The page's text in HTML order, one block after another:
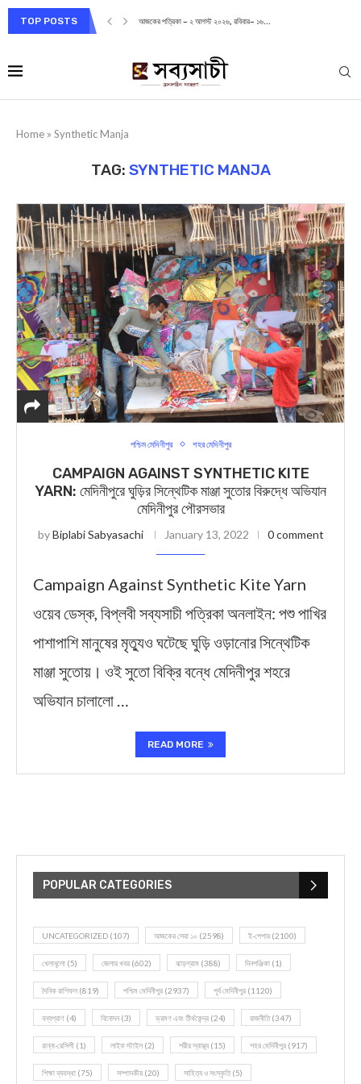
TOP POSTS আজকের পত্রিকা – ২ আগস্ট ২০২৬, রবিবার– ১৬...
Home » Synthetic Manja
TAG: SYNTHETIC MANJA
পশ্চিম মেদিনীপুর শহর মেদিনীপুর
CAMPAIGN AGAINST SYNTHETIC KITE
YARN: মেদিনীপুরে ঘুড়ির সিন্থেটিক মাঞ্জা সুতোর বিরুদ্ধে অভিযান
মেদিনীপুর পৌরসভার
byBiplabi Sabyasachi January 13, 2022 0 comment
Campaign Against Synthetic Kite Yarn
ওয়েব ডেস্ক, বিপ্লবী সব্যসাচী পত্রিকা অনলাইন: পশু পাখির
পাশাপাশি মানুষের মৃত্যুও ঘটেছে ঘুড়ি ওড়ানোর সিন্থেটিক
মাঞ্জা সুতোয়। ওই সুতো বিক্রি বন্ধে মেদিনীপুর শহরে
অভিযান চালালো …
READ MORE
POPULAR CATEGORIES
UNCATEGORIZED (107) আজকের সেরা ১০ (2598) ই-পেপার (2100)
খেলাধূলো (5) জেলার খবর (602) ঝাড়গ্রাম (388) দিনপঞ্জিকা (1)
দৈনিক রাশিফল (819) পশ্চিম মেদিনীপুর (2937) পূর্ব মেদিনীপুর (1120)
বন্যপ্রাণ (4) বিনোদন(3) ভ্রমণ এবং তীর্থকেন্দ্র (24) রাজনীতি(347)
রান্না-রেসিপী (1) লাইফ স্টাইল (2) শরীর স্বাস্থ্য (15) শহর মেদিনীপুর (917)
শিক্ষা ব্যবস্থা (75) সম্পাদকীয় (20) সাহিত্য ও সংস্কৃতি(5)